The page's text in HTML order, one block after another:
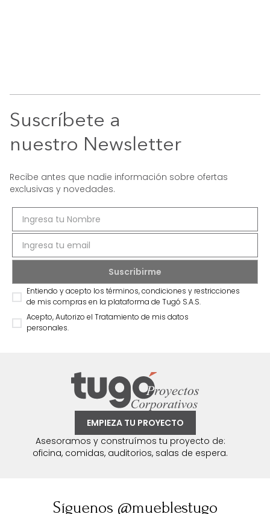
Suscríbete a
nuestro Newsletter
Recibe antes que nadie información sobre ofertas
exclusivas y novedades.
Entiendo y acepto los términos, condiciones y restricciones
de mis compras en la plataforma de Tugó S.A.S.
Acepto, Autorizo el Tratamiento de mis datos
personales.
EMPIEZA TU PROYECTO
Asesoramos y construímos tu proyecto de:
oficina, comidas, auditorios, salas de espera.
Síguenos @mueblestugo